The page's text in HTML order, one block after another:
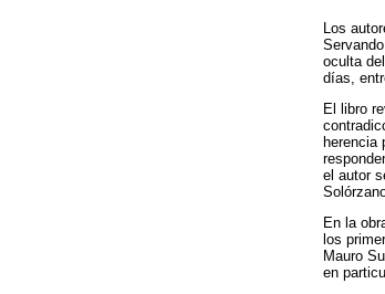
Los
oculta
días,
El libro
herencia
el autor
En la
los
Mauro
en